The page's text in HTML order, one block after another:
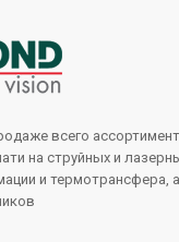
всего
на струйных и
и термотрансфера,